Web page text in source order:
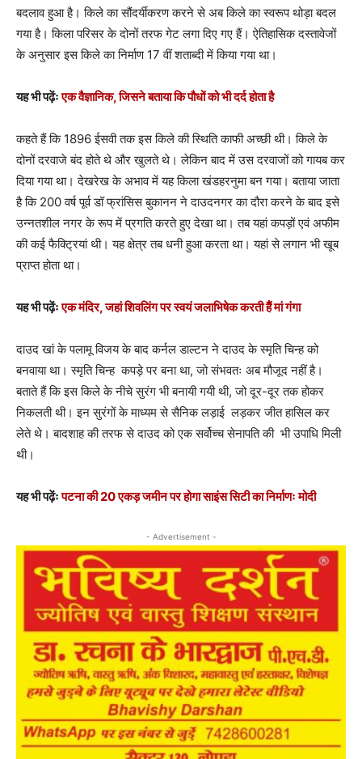
बदलाव हुआ है। किले का सौंदर्यीकरण करने से अब किले का स्वरूप थोड़ा बदल
गया है। किला परिसर के दोनों तरफ गेट लगा दिए गए हैं। ऐतिहासिक दस्तावेजों
के अनुसार इस किले का निर्माण 17 वीं शताब्दी में किया गया था।
यह भी पढ़ेंःएक वैज्ञानिक, जिसने बताया कि पौधों को भी दर्द होता है
कहते हैं कि 1896 ईसवी तक इस किले की स्थिति काफी अच्छी थी। किले के
दोनों दरवाजे बंद होते थे और खुलते थे। लेकिन बाद में उस दरवाजों को गायब कर
दिया गया था। देखरेख के अभाव में यह किला खंडहरनुमा बन गया। बताया जाता
है कि 200 वर्ष पूर्व डॉ फ्रांसिस बुकानन ने दाउदनगर का दौरा करने के बाद इसे
उन्नतशील नगर के रूप में प्रगति करते हुए देखा था। तब यहां कपड़ों एवं अफीम
की कई फैक्ट्रियां थी। यह क्षेत्र तब धनी हुआ करता था। यहां से लगान भी खूब
प्राप्त होता था।
यह भी पढ़ेंःएक मंदिर, जहां शिवलिंग पर स्वयं जलाभिषेक करती हैैं मां गंगा
दाउद खां के पलामू विजय के बाद कर्नल डाल्टन ने दाउद के स्मृति चिन्ह को
बनवाया था। स्मृति चिन्ह कपड़े पर बना था, जो संभवतः अब मौजूद नहीं है।
बताते हैं कि इस किले के नीचे सुरंग भी बनायी गयी थी, जो दूर-दूर तक होकर
निकलती थी। इन सुरंगों के माध्यम से सैनिक लड़ाई लड़कर जीत हासिल कर
लेते थे। बादशाह की तरफ से दाउद को एक सर्वोच्च सेनापति की भी उपाधि मिली
थी।
यह भी पढ़ेंःपटना की 20 एकड़ जमीन पर होगा साइंस सिटी का निर्माणः मोदी
- Advertisement -